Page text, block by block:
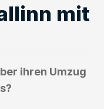
mit
ihren Umzug